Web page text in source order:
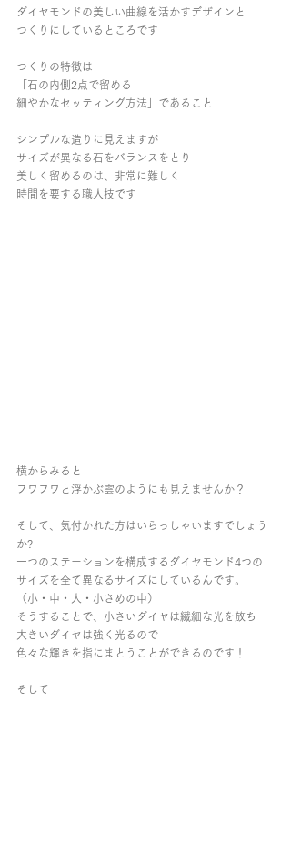
ダイヤモンドの美しい曲線を活かすデザインと
つくりにしているところです
つくりの特徴は
「石の内側2点で留める
細やかなセッティング方法」であること
シンプルな造りに見えますが
サイズが異なる石をバランスをとり
美しく留めるのは、非常に難しく
時間を要する職人技です
横からみると
フワフワと浮かぶ雲のようにも見えませんか？
そして、気付かれた方はいらっしゃいますでしょう
か?
一つのステーションを構成するダイヤモンド4つの
サイズを全て異なるサイズにしているんです。
（小・中・大・小さめの中）
そうすることで、小さいダイヤは繊細な光を放ち
大きいダイヤは強く光るので
色々な輝きを指にまとうことができるのです！
そして